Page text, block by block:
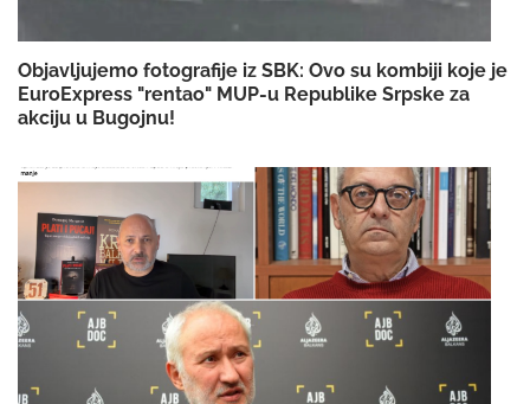
Objavljujemo fotografije iz SBK: Ovo su kombiji koje je
EuroExpress "rentao" MUP-u Republike Srpske za
akciju u Bugojnu!